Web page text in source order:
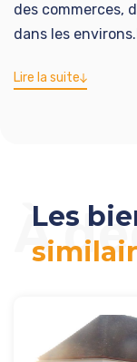
des commerces,
dans les
Lire la suite
À
Les